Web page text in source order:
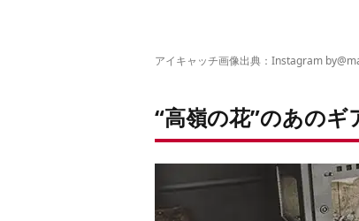
アイキャッチ画像出典：Instagram by
“高嶺の花”のあのギ